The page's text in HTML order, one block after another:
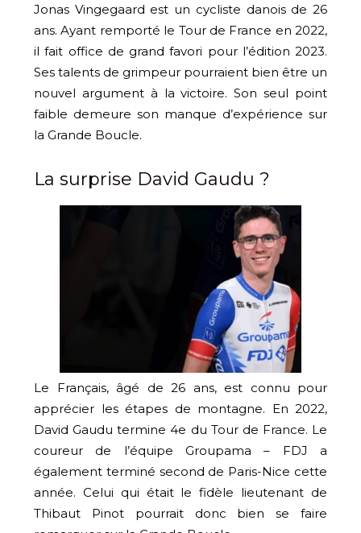
Jonas Vingegaard est un cycliste danois de 26
ans. Ayant remporté le Tour de France en 2022,
il fait office de grand favori pour l’édition 2023.
Ses talents de grimpeur pourraient bien être un
nouvel argument à la victoire. Son seul point
faible demeure son manque d’expérience sur
la Grande Boucle.
La surprise David Gaudu ?
Le Français, âgé de 26 ans, est connu pour
apprécier les étapes de montagne. En 2022,
David Gaudu termine 4e du Tour de France. Le
coureur de l’équipe Groupama – FDJ a
également terminé second de Paris-Nice cette
année. Celui qui était le fidèle lieutenant de
Thibaut Pinot pourrait donc bien se faire